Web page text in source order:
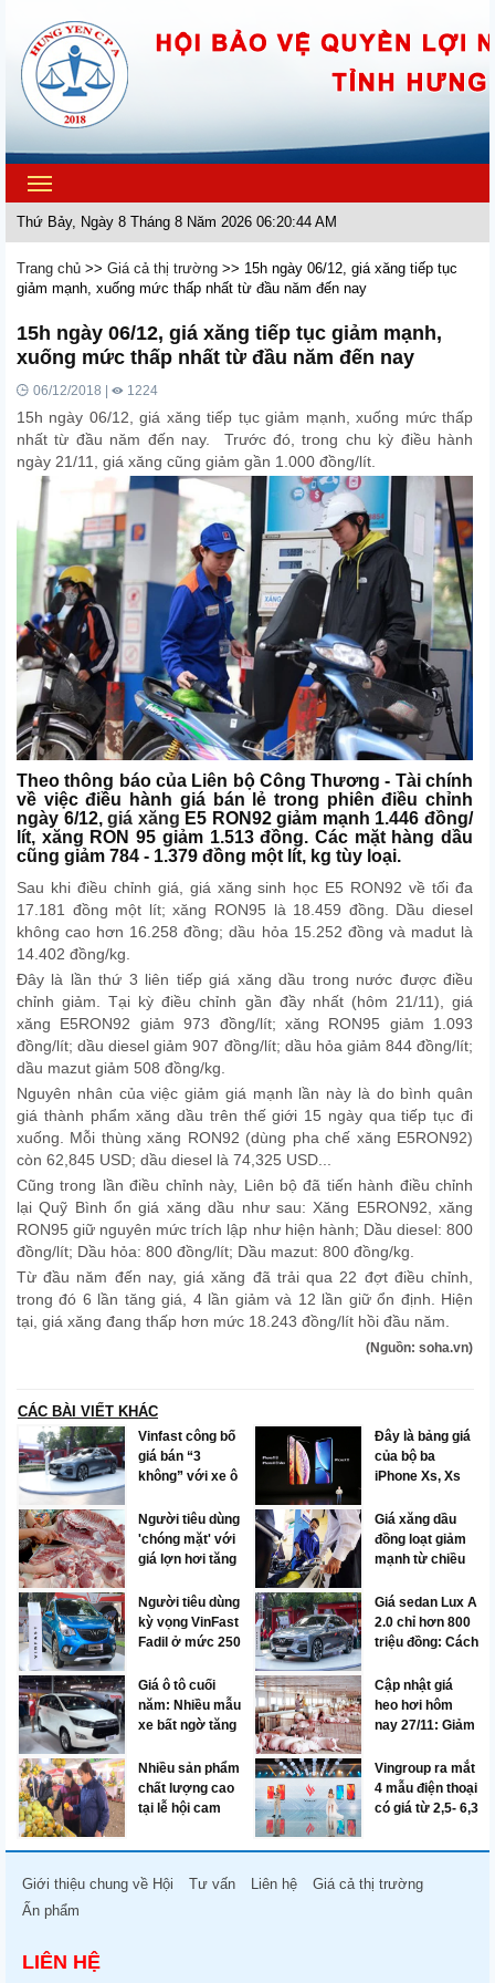
Toggle
navigation
Thứ Bảy, Ngày 8 Tháng 8 Năm 2026 06:20:44 AM
Trang chủ >> Giá cả thị trường >> 15h ngày 06/12, giá xăng tiếp tục
giảm mạnh, xuống mức thấp nhất từ đầu năm đến nay
15h ngày 06/12, giá xăng tiếp tục giảm mạnh,
xuống mức thấp nhất từ đầu năm đến nay
06/12/2018 | 1224
15h ngày 06/12, giá xăng tiếp tục giảm mạnh, xuống mức thấp
nhất từ đầu năm đến nay. Trước đó, trong chu kỳ điều hành
ngày 21/11, giá xăng cũng giảm gần 1.000 đồng/lít.
Theo thông báo của Liên bộ Công Thương - Tài chính
về việc điều hành giá bán lẻ trong phiên điều chỉnh
ngày 6/12,giá xăng E5 RON92 giảm mạnh 1.446 đồng/
lít, xăng RON 95 giảm 1.513 đồng. Các mặt hàng dầu
cũng giảm 784 - 1.379 đồng một lít, kg tùy loại.
Sau khi điều chỉnh giá, giá xăng sinh học E5 RON92 về tối đa
17.181 đồng một lít; xăng RON95 là 18.459 đồng. Dầu diesel
không cao hơn 16.258 đồng; dầu hỏa 15.252 đồng và madut là
14.402 đồng/kg.
Đây là lần thứ 3 liên tiếp giá xăng dầu trong nước được điều
chỉnh giảm. Tại kỳ điều chỉnh gần đầy nhất (hôm 21/11), giá
xăng E5RON92 giảm 973 đồng/lít; xăng RON95 giảm 1.093
đồng/lít; dầu diesel giảm 907 đồng/lít; dầu hỏa giảm 844 đồng/lít;
dầu mazut giảm 508 đồng/kg.
Nguyên nhân của việc giảm giá mạnh lần này là do bình quân
giá thành phẩm xăng dầu trên thế giới 15 ngày qua tiếp tục đi
xuống. Mỗi thùng xăng RON92 (dùng pha chế xăng E5RON92)
còn 62,845 USD; dầu diesel là 74,325 USD...
Cũng trong lần điều chỉnh này, Liên bộ đã tiến hành điều chỉnh
lại Quỹ Bình ổn giá xăng dầu như sau: Xăng E5RON92, xăng
RON95 giữ nguyên mức trích lập như hiện hành; Dầu diesel: 800
đồng/lít; Dầu hỏa: 800 đồng/lít; Dầu mazut: 800 đồng/kg.
Từ đầu năm đến nay, giá xăng đã trải qua 22 đợt điều chỉnh,
trong đó 6 lần tăng giá, 4 lần giảm và 12 lần giữ ổn định. Hiện
tại, giá xăng đang thấp hơn mức 18.243 đồng/lít hồi đầu năm.
(Nguồn: soha.vn)
CÁC BÀI VIẾT KHÁC
Vinfast công bố
giá bán “3
không” với xe ô
Đây là bảng giá
của bộ ba
iPhone Xs, Xs
trình làng
Người tiêu dùng
'chóng mặt' với
giá lợn hơi tăng
Giá xăng dầu
đồng loạt giảm
mạnh từ chiều
Người tiêu dùng
kỳ vọng VinFast
Fadil ở mức 250
Giá sedan Lux A
2.0 chỉ hơn 800
triệu đồng: Cách
ông lớn
Giá ô tô cuối
năm: Nhiều mẫu
xe bất ngờ tăng
Cập nhật giá
heo hơi hôm
nay 27/11: Giảm
chăn nuôi vẫn
có lãi
Nhiều sản phẩm
chất lượng cao
tại lễ hội cam
Vingroup ra mắt
4 mẫu điện thoại
có giá từ 2,5- 6,3
bán từ 15/12
Giới thiệu chung về Hội Tư vấn Liên hệ
Giá cả thị trường
Ấn phẩm
LIÊN HỆ